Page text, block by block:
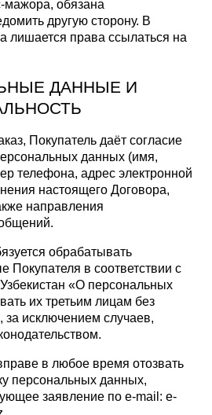
мажора, обязана
другую сторону. В
лишается права ссылаться на
ДАННЫЕ И
Покупатель даёт согласие
данных (имя,
телефона, адрес электронной
настоящего Договора,
направления
обрабатывать
Покупателя в соответствии с
«О персональных
их третьим лицам без
за исключением случаев,
в любое время отозвать
персональных данных,
заявление по e-mail: e-